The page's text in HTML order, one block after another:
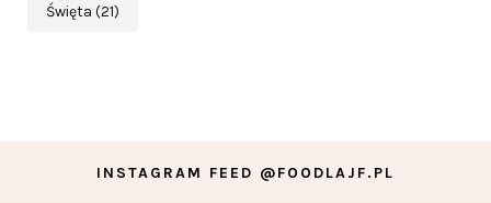
Święta (21)
INSTAGRAM FEED @FOODLAJF.PL